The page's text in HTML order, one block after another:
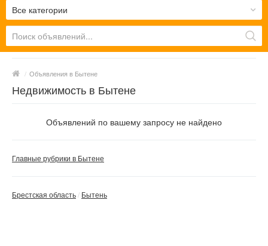
Все категории
/ Объявления в Бытене
Недвижимость в Бытене
Объявлений по вашему запросу не найдено
Главные рубрики в Бытене
Брестская область Бытень